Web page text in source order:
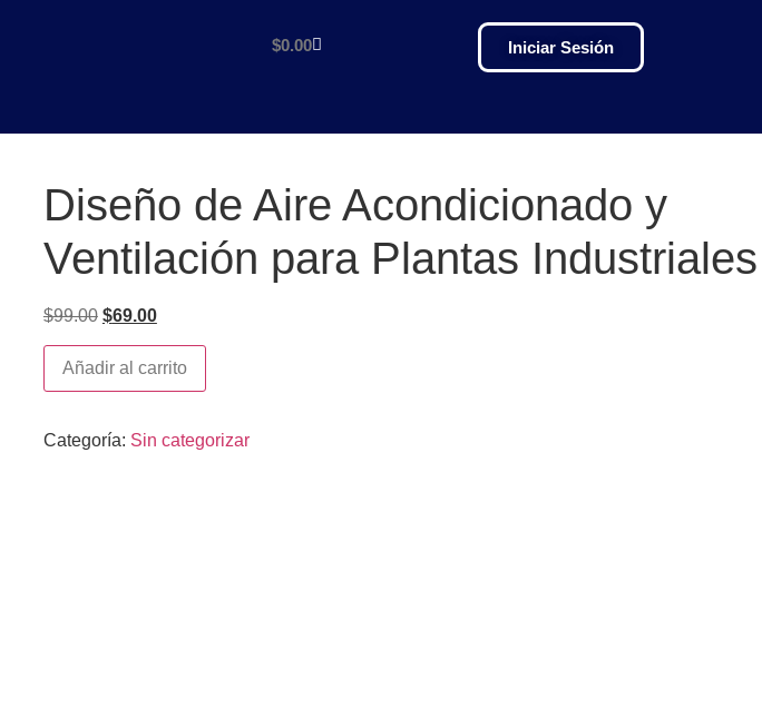
$0.00 Iniciar Sesión
Diseño de Aire Acondicionado y
Ventilación para Plantas Industriales
$99.00 $69.00
Añadir al carrito
Categoría: Sin categorizar